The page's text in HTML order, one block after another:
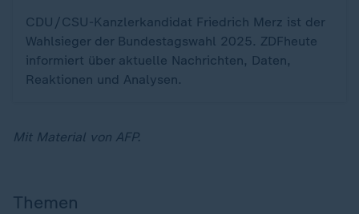
CDU/CSU-Kanzlerkandidat Friedrich Merz ist der
Wahlsieger der Bundestagswahl 2025. ZDFheute
informiert über aktuelle Nachrichten, Daten,
Reaktionen und Analysen.
Mit Material von AFP.
Themen